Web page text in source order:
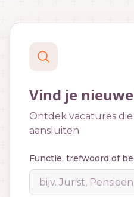
Vind je
Ontdek vacatures
aansluiten
Functie, trefwoord of